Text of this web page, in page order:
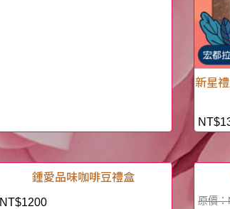
新星
NT$
鍾愛品味咖啡豆禮盒
NT$1200